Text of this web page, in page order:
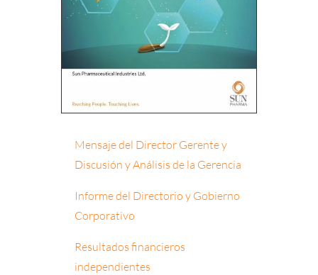
Mensaje del Director Gerente y
Discusión y Análisis de la Gerencia
Informe del Directorio y Gobierno
Corporativo
Resultados financieros
independientes